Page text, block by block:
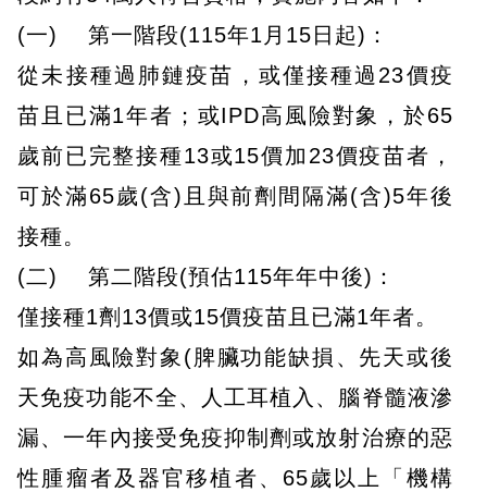
(一) 第一階段(115年1月15日起)：
從未接種過肺鏈疫苗，或僅接種過23價疫
苗且已滿1年者；或IPD高風險對象，於65
歲前已完整接種13或15價加23價疫苗者，
可於滿65歲(含)且與前劑間隔滿(含)5年後
接種。
(二) 第二階段(預估115年年中後)：
僅接種1劑13價或15價疫苗且已滿1年者。
如為高風險對象(脾臟功能缺損、先天或後
天免疫功能不全、人工耳植入、腦脊髓液滲
漏、一年內接受免疫抑制劑或放射治療的惡
性腫瘤者及器官移植者、65歲以上「機構